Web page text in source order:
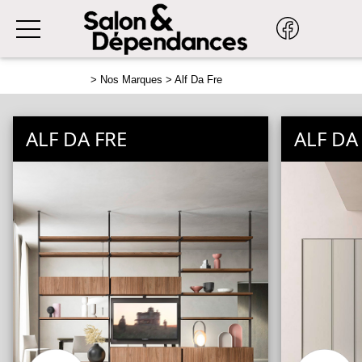
> Nos Marques > Alf Da Fre
ALF DA FRE ALF DA